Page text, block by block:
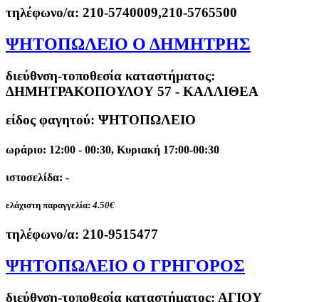
τηλέφωνο/α: 210-5740009,210-5765500
ΨΗΤΟΠΩΛΕΙΟ Ο ΔΗΜΗΤΡΗΣ
διεύθνση-τοποθεσία καταστήματος:
ΔΗΜΗΤΡΑΚΟΠΟΥΛΟΥ 57 - ΚΑΛΛΙΘΕΑ
είδος φαγητού: ΨΗΤΟΠΩΛΕΙΟ
ωράριο: 12:00 - 00:30, Κυριακή 17:00-00:30
ιστοσελίδα: -
ελάχιστη παραγγελία: 4.50€
τηλέφωνο/α: 210-9515477
ΨΗΤΟΠΩΛΕΙΟ Ο ΓΡΗΓΟΡΟΣ
διεύθνση-τοποθεσία καταστήματος: ΑΓΙΟΥ